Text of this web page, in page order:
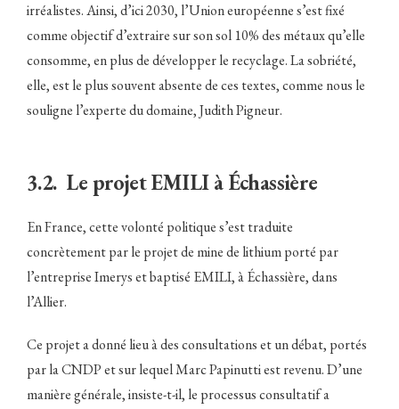
irréalistes. Ainsi, d’ici 2030, l’Union européenne s’est fixé
comme objectif d’extraire sur son sol 10% des métaux qu’elle
consomme, en plus de développer le recyclage. La sobriété,
elle, est le plus souvent absente de ces textes, comme nous le
souligne l’experte du domaine, Judith Pigneur.
3.2. Le projet EMILI à Échassière
En France, cette volonté politique s’est traduite
concrètement par le projet de mine de lithium porté par
l’entreprise Imerys et baptisé EMILI, à Échassière, dans
l’Allier.
Ce projet a donné lieu à des consultations et un débat, portés
par la CNDP et sur lequel Marc Papinutti est revenu. D’une
manière générale, insiste-t-il, le processus consultatif a